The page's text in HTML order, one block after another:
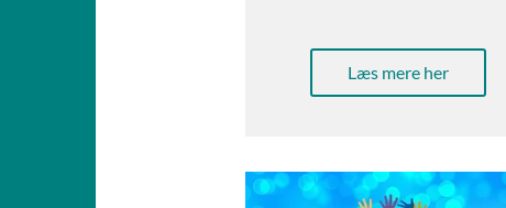
Læs mere her